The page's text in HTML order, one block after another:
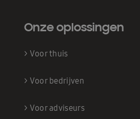
Onze oplossingen
> Voor thuis
> Voor bedrijven
> Voor adviseurs